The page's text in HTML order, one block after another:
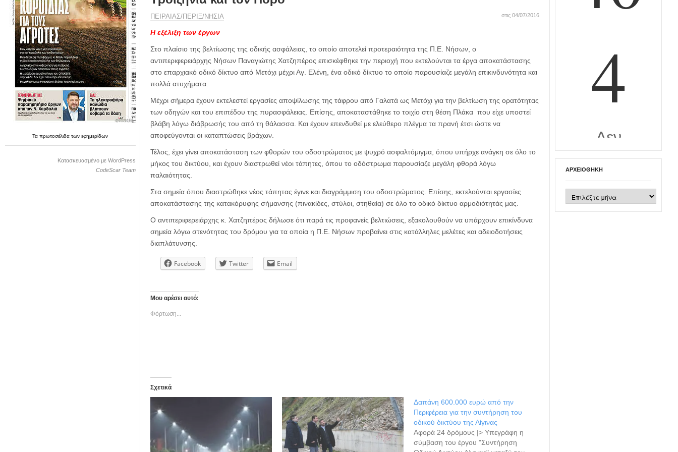
Ταπρωτοσέλιδατωνεφημερίδων
Κατασκευασμένο με WordPress
CodeScar Team
ΠΕΙΡΑΙΑΣ/ΠΕΡΙΞ/ΝΗΣΙΑ στις 04/07/2016
Η εξέλιξη των έργων
Στο πλαίσιο της βελτίωσης της οδικής ασφάλειας, το οποίο αποτελεί προτεραιότητα της Π.Ε. Νήσων, ο
αντιπεριφερειάρχης Νήσων Παναγιώτης Χατζηπέρος επισκέφθηκε την περιοχή που εκτελούνται τα έργα αποκατάστασης
στο επαρχιακό οδικό δίκτυο από Μετόχι μέχρι Αγ. Ελένη, ένα οδικό δίκτυο το οποίο παρουσίαζε μεγάλη επικινδυνότητα και
πολλά ατυχήματα.
Μέχρι σήμερα έχουν εκτελεστεί εργασίες αποψίλωσης της τάφρου από Γαλατά ως Μετόχι για την βελτίωση της ορατότητας
των οδηγών και του επιπέδου της πυρασφάλειας. Επίσης, αποκαταστάθηκε το τοιχίο στη θέση Πλάκα που είχε υποστεί
βλάβη λόγω διάβρωσής του από τη θάλασσα. Και έχουν επενδυθεί με ελεύθερο πλέγμα τα πρανή έτσι ώστε να
αποφεύγονται οι καταπτώσεις βράχων.
Τέλος, έχει γίνει αποκατάσταση των φθορών του οδοστρώματος με ψυχρό ασφαλτόμιγμα, όπου υπήρχε ανάγκη σε όλο το
μήκος του δικτύου, και έχουν διαστρωθεί νέοι τάπητες, όπου το οδόστρωμα παρουσίαζε μεγάλη φθορά λόγω
παλαιότητας.
Στα σημεία όπου διαστρώθηκε νέος τάπητας έγινε και διαγράμμιση του οδοστρώματος. Επίσης, εκτελούνται εργασίες
αποκατάστασης της κατακόρυφης σήμανσης (πινακίδες, στύλοι, στηθαία) σε όλο το οδικό δίκτυο αρμοδιότητάς μας.
Ο αντιπεριφερειάρχης κ. Χατζηπέρος δήλωσε ότι παρά τις προφανείς βελτιώσεις, εξακολουθούν να υπάρχουν επικίνδυνα
σημεία λόγω στενότητας του δρόμου για τα οποία η Π.Ε. Νήσων προβαίνει στις κατάλληλες μελέτες και αδειοδοτήσεις
διαπλάτυνσης.
Facebook Twitter Email
Μου αρέσει αυτό:
Φόρτωση...
Σχετικά
Δαπάνη 600.000 ευρώ από την
Περιφέρεια για την συντήρηση του
οδικού δικτύου της Αίγινας
Αφορά 24 δρόμους |> Υπεγράφη η
σύμβαση του έργου "Συντήρηση
ΑΡΧΕΙΟΘΉΚΗ